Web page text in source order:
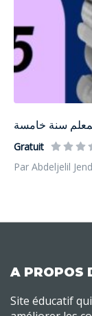
سنة خامسة
Gratuit
Par Abdeljelil
A PROPOS
Site éducatif